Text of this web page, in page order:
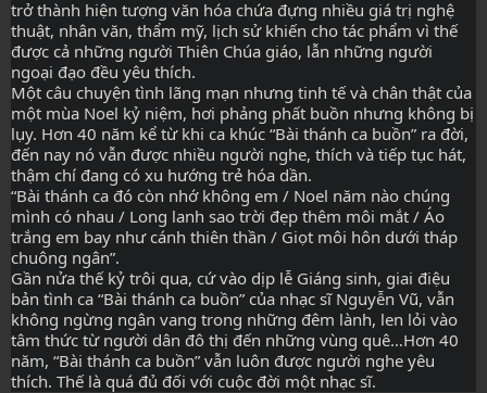
trở thành hiện tượng văn hóa chứa đựng nhiều giá trị nghệ
thuật, nhân văn, thẩm mỹ, lịch sử khiến cho tác phẩm vì thế
được cả những người Thiên Chúa giáo, lẫn những người
ngoại đạo đều yêu thích.
Một câu chuyện tình lãng mạn nhưng tinh tế và chân thật của
một mùa Noel kỷ niệm, hơi phảng phất buồn nhưng không bị
lụy. Hơn 40 năm kể từ khi ca khúc “Bài thánh ca buồn” ra đời,
đến nay nó vẫn được nhiều người nghe, thích và tiếp tục hát,
thậm chí đang có xu hướng trẻ hóa dần.
“Bài thánh ca đó còn nhớ không em / Noel năm nào chúng
mình có nhau / Long lanh sao trời đẹp thêm môi mắt / Áo
trắng em bay như cánh thiên thần / Giọt môi hôn dưới tháp
chuông ngân”.
Gần nửa thế kỷ trôi qua, cứ vào dịp lễ Giáng sinh, giai điệu
bản tình ca “Bài thánh ca buồn” của nhạc sĩ Nguyễn Vũ, vẫn
không ngừng ngân vang trong những đêm lành, len lỏi vào
tâm thức từ người dân đô thị đến những vùng quê…Hơn 40
năm, “Bài thánh ca buồn” vẫn luôn được người nghe yêu
thích. Thế là quá đủ đối với cuộc đời một nhạc sĩ.